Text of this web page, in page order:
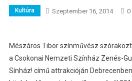
Kultúra Szeptember 16, 2014 0
Mészáros Tibor színművész
a Csokonai Nemzeti Színház Zenés-
Sínház! című attrakcióján